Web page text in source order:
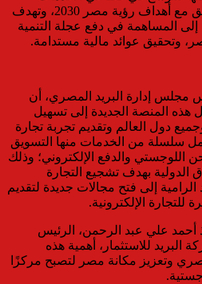
المالية واللوجستية، وبما يتوافق مع أهداف رؤية مصر 2030، وتهدف
المساهمة في دفع عجلة التنمية
وتحقيق عوائد مالية مستدامة.
مجلس إدارة البريد المصري، أن
هذه المنصة الجديدة إلى تسهيل
دول العالم وتقديم تجربة تجارة
سلسلة من الخدمات منها التسويق
اللوجستي والدفع الإلكتروني؛ وذلك
الدولية بهدف تشجيع التجارة
الرامية إلى فتح مجالات جديدة لتقديم
للتجارة الإلكترونية.
أحمد علي عبد الرحمن، الرئيس
البريد للاستثمار، أهمية هذه
وتعزيز مكانة مصر لتصبح مركزًا